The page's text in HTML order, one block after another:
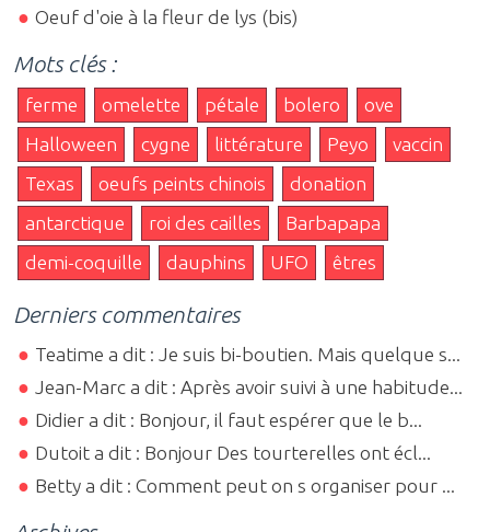
Oeuf d'oie à la fleur de lys (bis)
Mots clés :
ferme omelette pétale bolero
ove
Halloween
cygne littérature Peyo
vaccin
Texas
oeufs peints chinois
donation
antarctique
roi des cailles
Barbapapa
demi-coquille
dauphins UFO êtres
Derniers commentaires
Teatime a dit : Je suis bi-boutien. Mais quelque s...
Jean-Marc a dit : Après avoir suivi à une habitude...
Didier a dit : Bonjour, il faut espérer que le b...
Dutoit a dit : Bonjour Des tourterelles ont écl...
Betty a dit : Comment peut on s organiser pour ...